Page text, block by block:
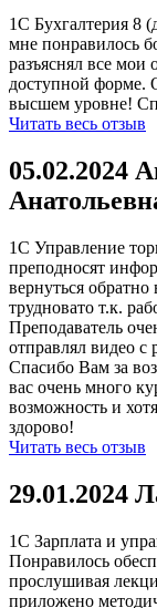
1С Бухгалтерия 8
мне понравилось
разъяснял все
доступной форме.
высшем уровне!
Читать весь отзыв
05.02.2024
1С Управление
преподносят
вернуться
трудновато т.к.
Преподаватель
отправлял видео с
Спасибо Вам за
вас очень много
возможность и
здорово!
Читать весь отзыв
29.01.2024
1С Зарплата и
Понравилось
прослушивая
приложено